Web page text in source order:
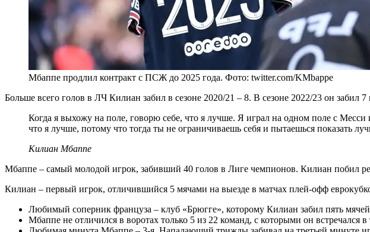
Мбаппе продлил контракт с ПСЖ до 2025 года. Фото: twitter.com/KMbappe
Больше всего голов в ЛЧ Килиан забил в сезоне 2020/21 – 8. В сезоне 2022/23 он
Когда я выхожу на поле, говорю себе, что я лучше. Я играл на одном поле с
что я лучше, потому что тогда ты не ограничиваешь себя и пытаешься показать
Килиан Мбаппе
Мбаппе – самый молодой игрок, забивший 40 голов в Лиге чемпионов. Килиан побил
Килиан – первый игрок, отличившийся 5 мячами на выезде в матчах плей-офф
Любимый соперник француза – клуб «Брюгге», которому Килиан забил пять
Мбаппе не отличился в воротах только 5 из 22 команд, с которыми он